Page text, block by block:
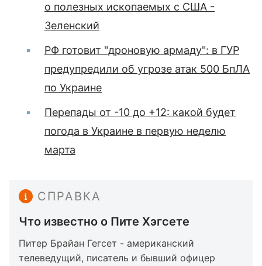
о полезных ископаемых с США -
Зеленский
РФ готовит "дроновую армаду": в ГУР
предупредили об угрозе атак 500 БпЛА
по Украине
Перепады от -10 до +12: какой будет
погода в Украине в первую неделю
марта
СПРАВКА
Что известно о Пите Хэгсете
Питер Брайан Гегсет - американский
телеведущий, писатель и бывший офицер